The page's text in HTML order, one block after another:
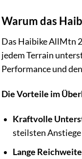
Warum das
Das Haibike AllMtn
jedem Terrain
Performance und
Die Vorteile im
Kraftvolle
steilsten
Lange